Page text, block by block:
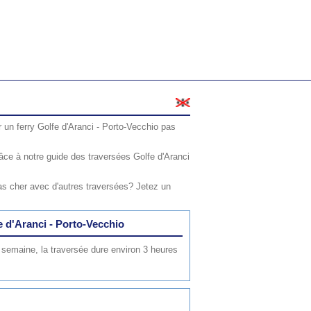
ferry Golfe d'Aranci - Porto-Vecchio pas
à notre guide des traversées Golfe d'Aranci
cher avec d'autres traversées? Jetez un
d'Aranci - Porto-Vecchio
la traversée dure environ 3 heures